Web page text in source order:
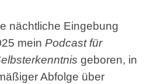
nächtliche Eingebung
mein Podcast für
geboren, in
Abfolge über